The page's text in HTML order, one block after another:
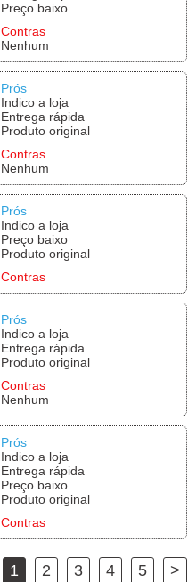
Preço baixo
Contras
Nenhum
Prós
Indico a loja
Entrega rápida
Produto original
Contras
Nenhum
Prós
Indico a loja
Preço baixo
Produto original
Contras
Prós
Indico a loja
Entrega rápida
Produto original
Contras
Nenhum
Prós
Indico a loja
Entrega rápida
Preço baixo
Produto original
Contras
1 2 3 4 5 >